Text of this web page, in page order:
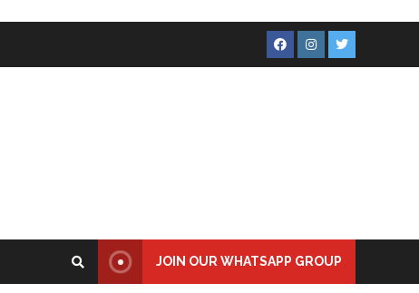
Facebook
Instagram
Twitter
JOIN OUR WHATSAPP GROUP